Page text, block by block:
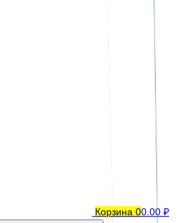
Корзина 00.00 ₽